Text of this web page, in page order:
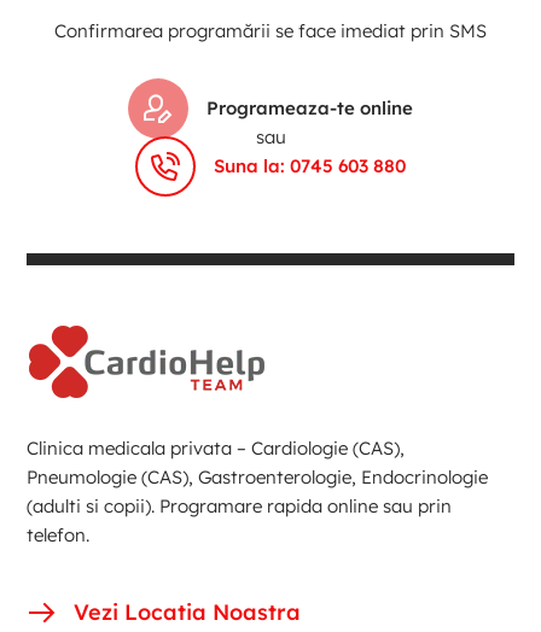
Confirmarea programării se face imediat prin SMS
Programeaza-te online
sau
Suna la: 0745 603 880
Clinica medicala privata – Cardiologie (CAS),
Pneumologie (CAS), Gastroenterologie, Endocrinologie
(adulti si copii). Programare rapida online sau prin
telefon.
Vezi Locatia Noastra